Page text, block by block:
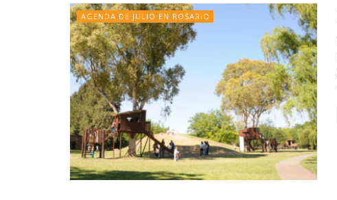
AGENDA DE JULIO EN ROSARIO